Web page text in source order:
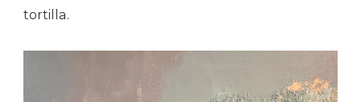
tortilla.